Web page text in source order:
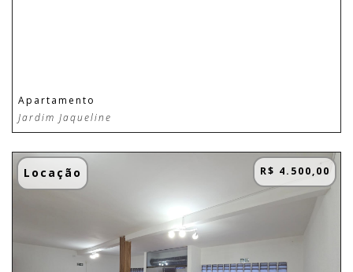
Apartamento
Jardim Jaqueline
Locação R$ 4.500,00